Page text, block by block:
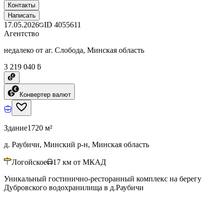
Контакты
Написать
17.05.2026 ID 4055611
Агентство
недалеко от аг. Слобода, Минская область
3 219 040 ƃ
Конвертер валют
Здание1720 м²
д. Раубичи, Минский р-н, Минская область
Логойское 17 км от МКАД
Уникальный гостинично-ресторанный комплекс на берегу
Дубровского водохранилища в д.Раубичи